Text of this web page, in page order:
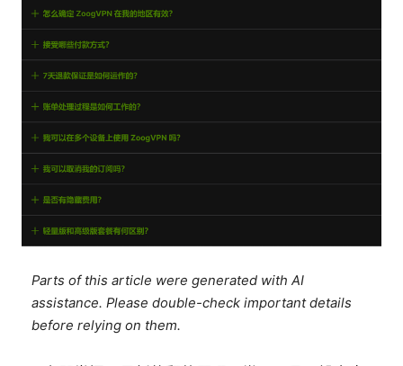
Parts of this article were generated with AI
assistance. Please double-check important details
before relying on them.